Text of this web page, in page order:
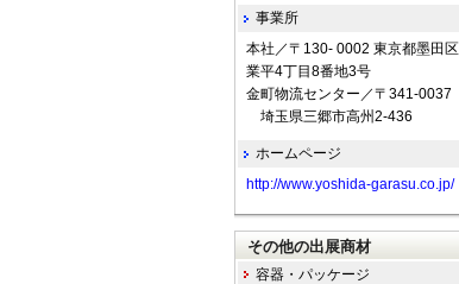
事業所
本社／〒130- 0002 東京都墨田区
業平4丁目8番地3号
金町物流センター／〒341-0037
埼玉県三郷市高州2-436
ホームページ
http://www.yoshida-garasu.co.jp/
その他の出展商材
容器・パッケージ